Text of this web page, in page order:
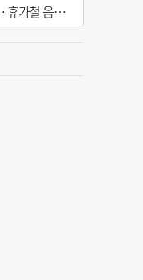
안전, 시민이 만든다]